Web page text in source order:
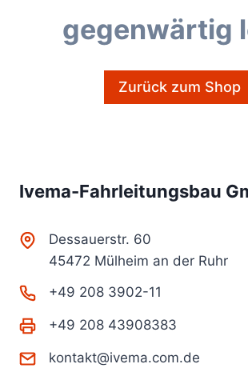
gegenwärtig
Zurück zum Shop
Ivema-Fahrleitungsbau
Dessauerstr. 60
45472 Mülheim an der Ruhr
+49 208 3902-11
+49 208 43908383
kontakt@ivema.com.de